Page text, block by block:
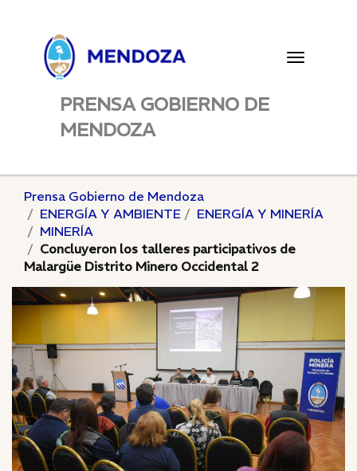
Toggle
PRENSA GOBIERNO DE
MENDOZA
Prensa Gobierno de Mendoza
ENERGÍA Y AMBIENTE
ENERGÍA Y MINERÍA
MINERÍA
Concluyeron los talleres participativos de
Malargüe Distrito Minero Occidental 2